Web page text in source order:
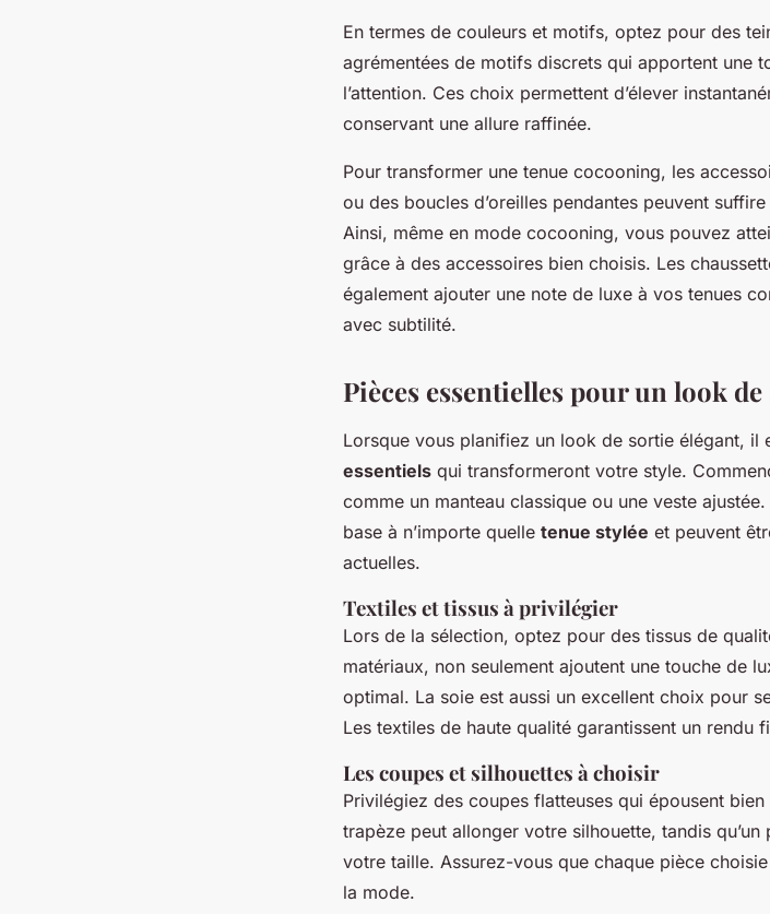
En termes de couleurs et motifs, optez pour des
agrémentées de motifs discrets qui apportent une
l’attention. Ces choix permettent d’élever
conservant une allure raffinée.
Pour transformer une tenue cocooning, les
ou des boucles d’oreilles pendantes peuvent
Ainsi, même en mode cocooning, vous pouvez
grâce à des accessoires bien choisis. Les
également ajouter une note de luxe à vos tenues
avec subtilité.
Pièces essentielles pour un look
Lorsque vous planifiez un look de sortie élégant, il
essentiels qui transformeront votre style.
comme un manteau classique ou une veste
base à n’importe quelle tenue stylée et peuvent
actuelles.
Textiles et tissus à privilégier
Lors de la sélection, optez pour des tissus de
matériaux, non seulement ajoutent une touche de
optimal. La soie est aussi un excellent choix pour
Les textiles de haute qualité garantissent un rendu
Les coupes et silhouettes à choisir
Privilégiez des coupes flatteuses qui épousent
trapèze peut allonger votre silhouette, tandis
votre taille. Assurez-vous que chaque pièce
la mode.